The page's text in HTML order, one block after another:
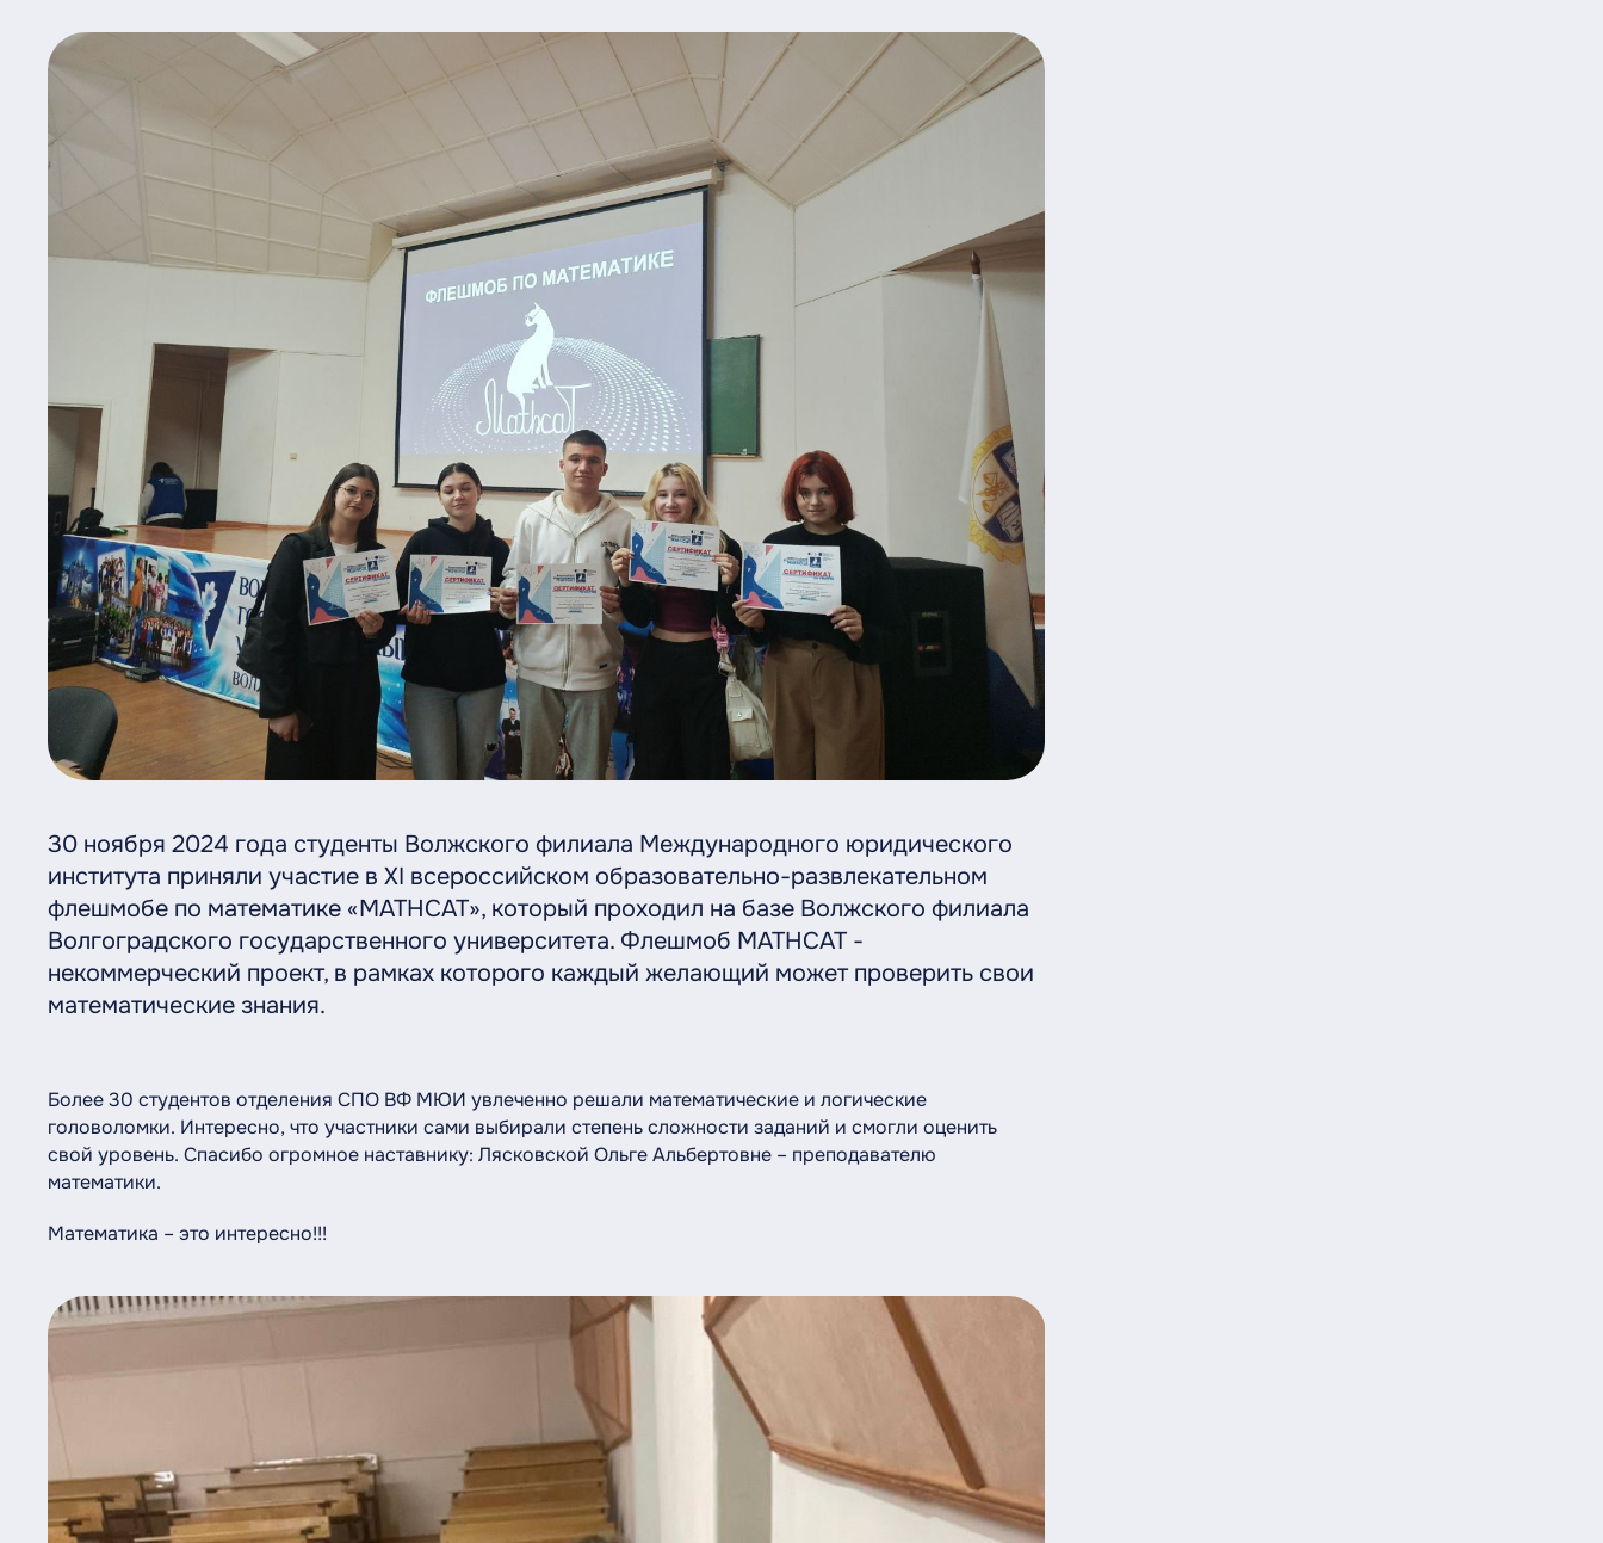
30 ноября 2024 года студенты Волжского филиала Международного юридического
института приняли участие в XI всероссийском образовательно-развлекательном
флешмобе по математике «MATHCAT», который проходил на базе Волжского филиала
Волгоградского государственного университета. Флешмоб MATHCAT -
некоммерческий проект, в рамках которого каждый желающий может проверить свои
математические знания.
Более 30 студентов отделения СПО ВФ МЮИ увлеченно решали математические и логические
головоломки. Интересно, что участники сами выбирали степень сложности заданий и смогли оценить
свой уровень. Спасибо огромное наставнику: Лясковской Ольге Альбертовне – преподавателю
математики.
Математика – это интересно!!!